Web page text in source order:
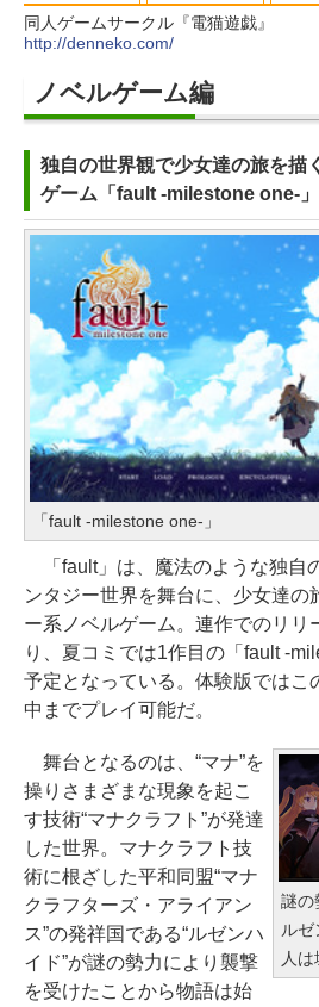
に設計、
イ、8GBユニ
GB SSDスト
Time HDカ
￥119,800
tomtoc 360°
ソコンケー
S HP
￥2,952
Apple 2026
プ搭載13イ
とApple
Liquid
Bユニファイ
h ID - ミッド
￥278,800
【
パソコン 15-
メモリ
5
ロブロック
￥1,300
Robloxギフ
x 【限定バー
む】 【オン
ロブロック
￥1,600
x 【限定バー
む】 【オン
ロブロック
￥3,200
ss 2024(最新
コード版
応|PC2台
￥39,582
Windows版 |
ラフト):
| オンライン
￥1,766
1冊ですべて
とWebデザ
￥1,292
科書: 非エン
も安心 使い
もコンテン
ーディング入
￥99
AIイラスト
を引き出す
bo)
￥480
FM TOWNS
本体ハード
ェアのパー
エミュレータ
ンチディス
ー、マッチャ
￥16,980
Kindle
エディショ
スプレイ、
調節ライト
ー、広告な
ク
Amazon
B) 7インチデ
ライト、12
広告なし、ブ
Amazon
ストレージ
ディスプレイ
最大8週間持
し、ブラッ
￥31,980
同人ゲームサークル『電猫遊戯』
http://denneko.com/
ノベルゲーム編
独自の世界観で少女達の旅を描
ゲーム「fault -milestone one-」
「fault -milestone one-」
「fault」は、魔法のような独自
ンタジー世界を舞台に、少女達の
ー系ノベルゲーム。連作でのリリ
り、夏コミでは1作目の「fault -
予定となっている。体験版ではこ
中までプレイ可能だ。
謎の
ル
人
舞台となるのは、“マナ”を
操りさまざまな現象を起こ
す技術“マナクラフト”が発達
した世界。マナクラフト技
術に根ざした平和同盟“マナ
クラフターズ・アライアン
ス”の発祥国である“ルゼンハ
イド”が謎の勢力により襲撃
を受けたことから物語は始